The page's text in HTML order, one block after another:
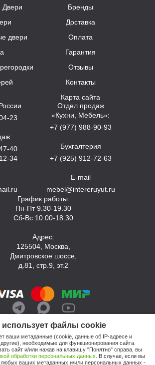
использует файлы cookie
ваши метаданные (cookie, данные об IP-адресе и
необходимые для функционирования сайта.
сайт и/или нажав на клавишу "Понятно" справа, вы
обработки персональных данных . В случае, если вы
любых ваших метаданных и/или персональных данных -
двери
Бренды
Доставка
Оплата
Гарантия
Отзывы
Контакты
Карта сайта
23
40
34
Отдел продаж
«Кухни, Мебель»:
+7 (977) 988-90-93
Бухгалтерия
+7 (925) 912-72-63
E-mail
mebel@intereruyut.ru
График работы:
Пн-Пт 9.30-19.30
Сб-Вс 10.00-18.30
Адрес:
125504, Москва,
Дмитровское шоссе,
д.81, стр.9, эт.2